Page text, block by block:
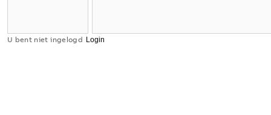
U bent niet ingelogd